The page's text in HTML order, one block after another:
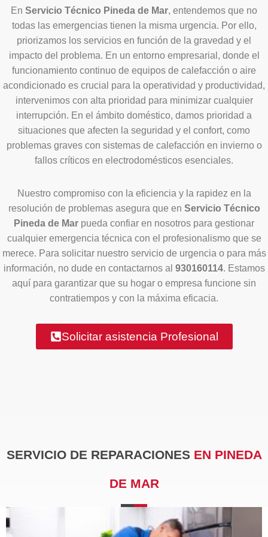
En Servicio Técnico Pineda de Mar, entendemos que no
todas las emergencias tienen la misma urgencia. Por ello,
priorizamos los servicios en función de la gravedad y el
impacto del problema. En un entorno empresarial, donde el
funcionamiento continuo de equipos de calefacción o aire
acondicionado es crucial para la operatividad y productividad,
intervenimos con alta prioridad para minimizar cualquier
interrupción. En el ámbito doméstico, damos prioridad a
situaciones que afecten la seguridad y el confort, como
problemas graves con sistemas de calefacción en invierno o
fallos críticos en electrodomésticos esenciales.
Nuestro compromiso con la eficiencia y la rapidez en la
resolución de problemas asegura que en Servicio Técnico
Pineda de Mar pueda confiar en nosotros para gestionar
cualquier emergencia técnica con el profesionalismo que se
merece. Para solicitar nuestro servicio de urgencia o para más
información, no dude en contactarnos al 930160114. Estamos
aquí para garantizar que su hogar o empresa funcione sin
contratiempos y con la máxima eficacia.
Solicitar asistencia Profesional
SERVICIO DE REPARACIONES EN PINEDA
DE MAR